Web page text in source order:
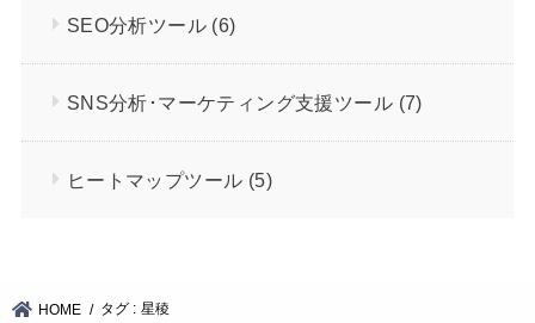
SEO分析ツール (6)
SNS分析･マーケティング支援ツール (7)
ヒートマップツール (5)
HOME タグ : 星稜